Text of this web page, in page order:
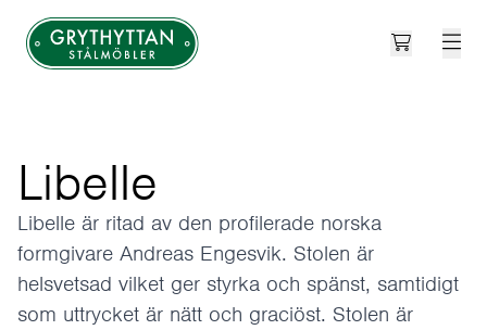
Open
Libelle
Libelle är ritad av den profilerade norska
formgivare Andreas Engesvik. Stolen är
helsvetsad vilket ger styrka och spänst, samtidigt
som uttrycket är nätt och graciöst. Stolen är